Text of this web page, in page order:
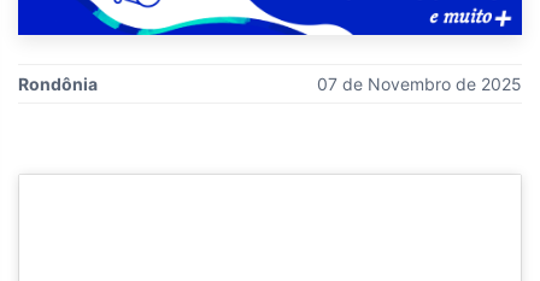
Rondônia 07 de Novembro de 2025